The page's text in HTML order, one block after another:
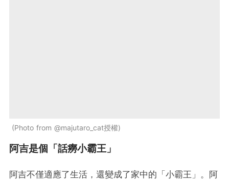
Photo from @majutaro_cat授權
阿吉是個「話癆小霸王」
阿吉不僅適應了生活，還變成了家中的「小霸王」。阿